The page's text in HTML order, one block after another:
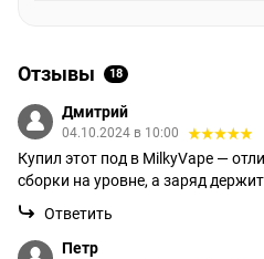
Отзывы 18
Дмитрий
04.10.2024 в 10:00
Купил этот под в MilkyVape —
сборки на уровне, а заряд
Ответить
Петр